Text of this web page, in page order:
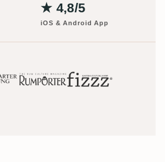
★ 4,8/5
iOS & Android App